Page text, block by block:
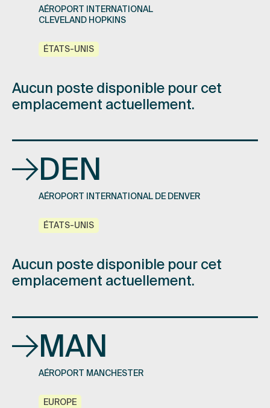
AÉROPORT INTERNATIONAL
CLEVELAND HOPKINS
ÉTATS-UNIS
Aucun poste disponible pour cet
emplacement actuellement.
DEN
AÉROPORT INTERNATIONAL DE DENVER
ÉTATS-UNIS
Aucun poste disponible pour cet
emplacement actuellement.
MAN
AÉROPORT MANCHESTER
EUROPE